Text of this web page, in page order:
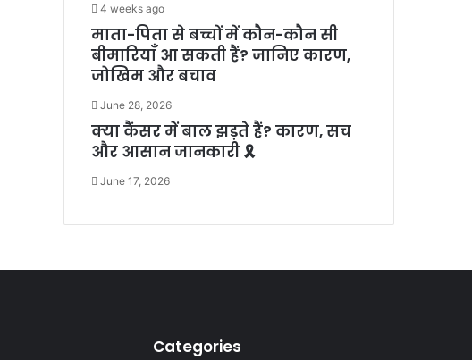
4 weeks ago
माता-पिता से बच्चों में कौन-कौन सी
बीमारियाँ आ सकती हैं? जानिए कारण,
जोखिम और बचाव
June 28, 2026
क्या कैंसर में बाल झड़ते हैं? कारण, सच
और आसान जानकारी 🎗️
June 17, 2026
Categories